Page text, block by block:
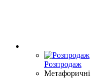
Розпродаж
Метафоричні